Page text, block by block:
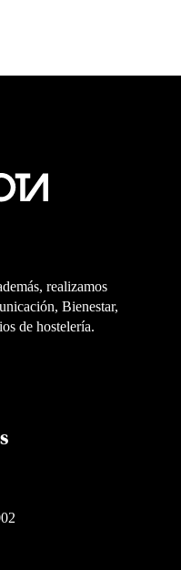
realizamos
Bienestar,
de hostelería.